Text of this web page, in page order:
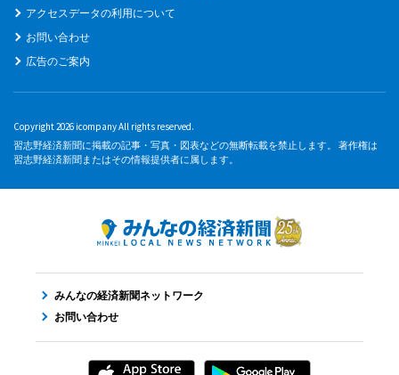
アクセスデータの利用について
お問い合わせ
広告のご案内
Copyright 2026 icompany All rights reserved.
習志野経済新聞に掲載の記事・写真・図表などの無断転載を禁止します。 著作権は
習志野経済新聞またはその情報提供者に属します。
みんなの経済新聞ネットワーク
お問い合わせ